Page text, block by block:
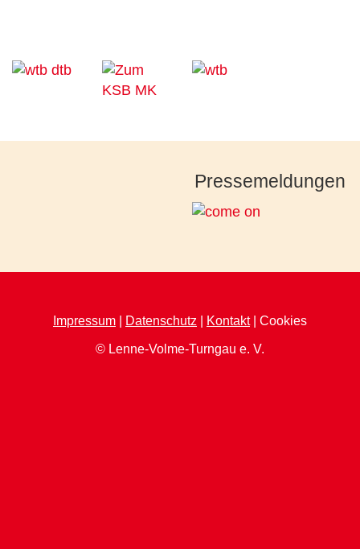
Pressemeldungen
Impressum Datenschutz Kontakt| Cookies
© Lenne-Volme-Turngau e. V.